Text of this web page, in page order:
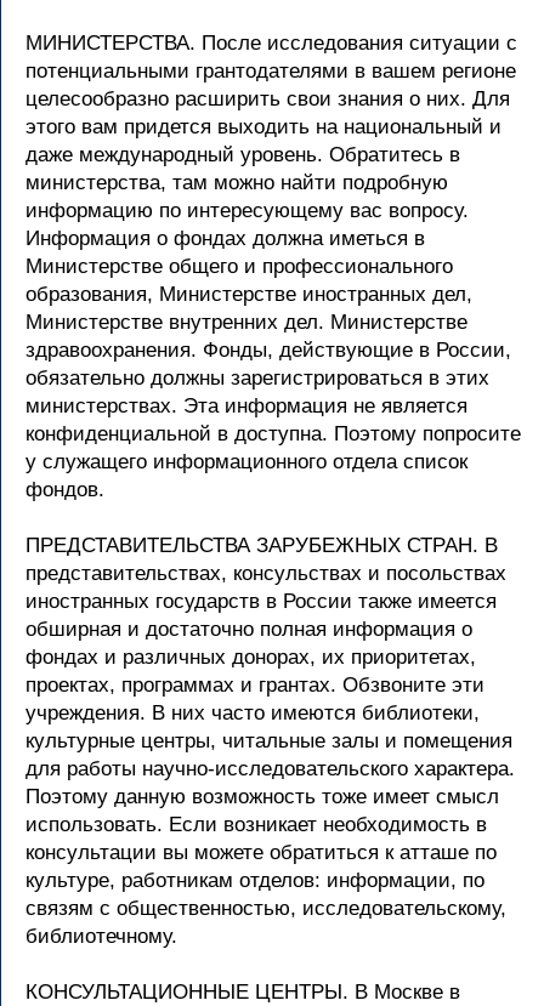
МИНИСТЕРСТВА. После исследования ситуации с
потенциальными грантодателями в вашем регионе
целесообразно расширить свои знания о них. Для
этого вам придется выходить на национальный и
даже международный уровень. Обратитесь в
министерства, там можно найти подробную
информацию по интересующему вас вопросу.
Информация о фондах должна иметься в
Министерстве общего и профессионального
образования, Министерстве иностранных дел,
Министерстве внутренних дел. Министерстве
здравоохранения. Фонды, действующие в России,
обязательно должны зарегистрироваться в этих
министерствах. Эта информация не является
конфиденциальной в доступна. Поэтому попросите
у служащего информационного отдела список
фондов.
ПРЕДСТАВИТЕЛЬСТВА ЗАРУБЕЖНЫХ СТРАН. В
представительствах, консульствах и посольствах
иностранных государств в России также имеется
обширная и достаточно полная информация о
фондах и различных донорах, их приоритетах,
проектах, программах и грантах. Обзвоните эти
учреждения. В них часто имеются библиотеки,
культурные центры, читальные залы и помещения
для работы научно-исследовательского характера.
Поэтому данную возможность тоже имеет смысл
использовать. Если возникает необходимость в
консультации вы можете обратиться к атташе по
культуре, работникам отделов: информации, по
связям с общественностью, исследовательскому,
библиотечному.
КОНСУЛЬТАЦИОННЫЕ ЦЕНТРЫ. В Москве в